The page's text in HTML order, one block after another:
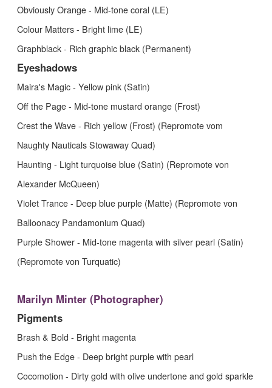
Obviously Orange - Mid-tone coral (LE)
Colour Matters - Bright lime (LE)
Graphblack - Rich graphic black (Permanent)
Eyeshadows
Maira's Magic - Yellow pink (Satin)
Off the Page - Mid-tone mustard orange (Frost)
Crest the Wave - Rich yellow (Frost) (Repromote vom
Naughty Nauticals Stowaway Quad)
Haunting - Light turquoise blue (Satin) (Repromote von
Alexander McQueen)
Violet Trance - Deep blue purple (Matte) (Repromote von
Balloonacy Pandamonium Quad)
Purple Shower - Mid-tone magenta with silver pearl (Satin)
(Repromote von Turquatic)
Marilyn Minter (Photographer)
Pigments
Brash & Bold - Bright magenta
Push the Edge - Deep bright purple with pearl
Cocomotion - Dirty gold with olive undertone and gold sparkle